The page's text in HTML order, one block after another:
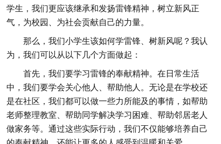
学生，我们更应该继承和发扬雷锋精神，树立新风正
气，为校园、为社会贡献自己的力量。
那么，我们小学生该如何学雷锋、树新风呢？我认
为，我们可以从以下几个方面做起：
首先，我们要学习雷锋的奉献精神。在日常生活
中，我们要学会关心他人、帮助他人。无论是在学校还
是在社区，我们都可以做一些力所能及的事情，如帮助
老师整理教室、帮助同学解决学习困难、帮助邻居老人
做家务等。通过这些实际行动，我们不仅能够培养自己